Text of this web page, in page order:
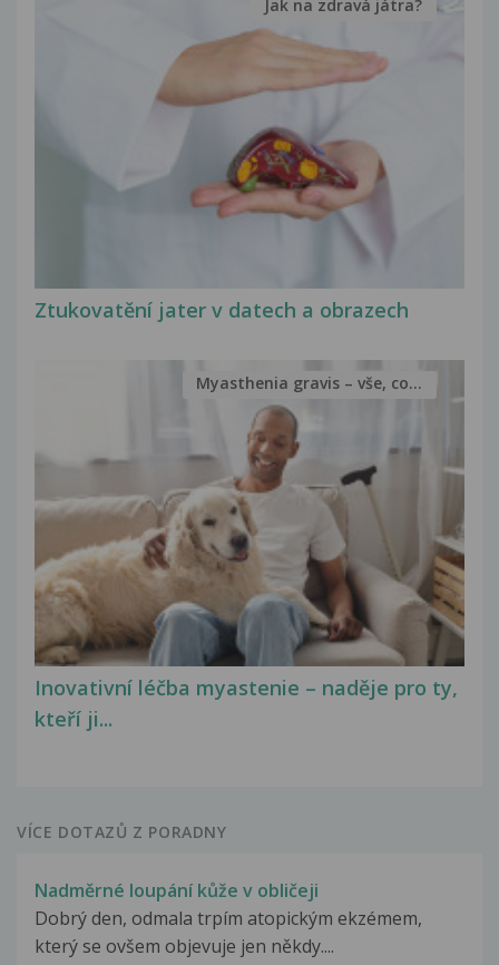
Ztukovatění jater v datech a obrazech
Jak na zdravá játra?
Inovativní léčba myastenie – naděje pro ty,
kteří ji...
Myasthenia gravis – vše, co...
VÍCE DOTAZŮ Z PORADNY
Nadměrné loupání kůže v obličeji
Dobrý den, odmala trpím atopickým ekzémem,
který se ovšem objevuje jen někdy....